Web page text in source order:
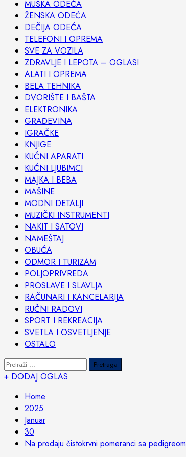
MUŠKA ODEĆA
ŽENSKA ODEĆA
DEČIJA ODEĆA
TELEFONI I OPREMA
SVE ZA VOZILA
ZDRAVLJE I LEPOTA – OGLASI
ALATI I OPREMA
BELA TEHNIKA
DVORIŠTE I BAŠTA
ELEKTRONIKA
GRAĐEVINA
IGRAČKE
KNJIGE
KUĆNI APARATI
KUĆNI LJUBIMCI
MAJKA I BEBA
MAŠINE
MODNI DETALJI
MUZIČKI INSTRUMENTI
NAKIT I SATOVI
NAMEŠTAJ
OBUĆA
ODMOR I TURIZAM
POLJOPRIVREDA
PROSLAVE I SLAVLJA
RAČUNARI I KANCELARIJA
RUČNI RADOVI
SPORT I REKREACIJA
SVETLA I OSVETLJENJE
OSTALO
Pretraga:
+ DODAJ OGLAS
Home
2025
Januar
30
Na prodaju čistokrvni pomeranci sa pedigreom